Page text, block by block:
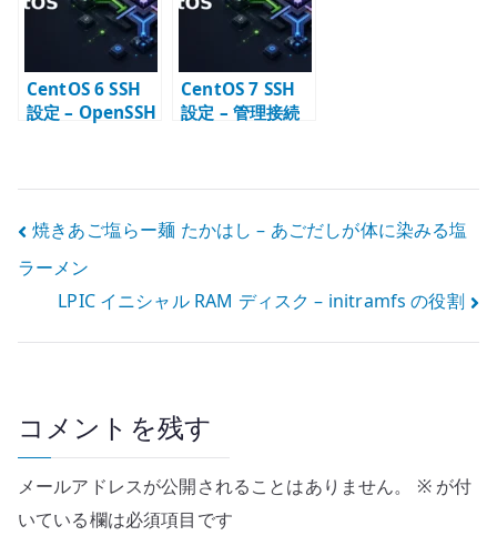
CentOS 6 SSH
設定 – OpenSSH
CentOS 7 SSH
設定 – 管理接続
投
稿
ゲ
ー
シ
焼きあご塩らー麺 たかはし – あごだしが体に染みる塩
ラーメン
LPIC イニシャル RAM ディスク – initramfs の役割
コメントを残す
メールアドレスが公開されることはありません。 ※が付
いている欄は必須項目です